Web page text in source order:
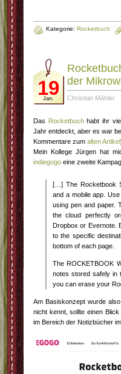
Kategorie: Rocketbuch
19
Jan.
der
Christian Mähler
Das Rocketbuchhabt ihr
Jahr entdeckt, aber es war
Kommentare zum alten Artikel
Mein Kollege Jürgen hat
indiegogo eine zweite
[…] The Rocketbook
and a mobile app.
using pen and paper.
the cloud perfectly
Dropbox or Evernote.
to the specific
bottom of each page.
The ROCKETBOOK
notes stored safely in
you can erase your
Am Basiskonzept wurde
nicht kennt, sollte einen
im Bereich der Notizbücher